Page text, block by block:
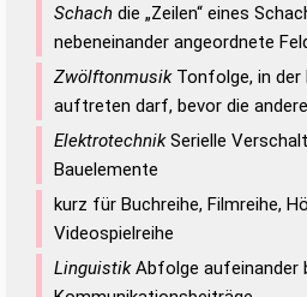
Schach die „Zeilen“ eines
nebeneinander angeordnete
ZwölftonmusikTonfolge, in der
auftreten darf, bevor die
ElektrotechnikSerielle
Bauelemente
kurz für Buchreihe, Filmreihe,
Videospielreihe
LinguistikAbfolge aufeinander